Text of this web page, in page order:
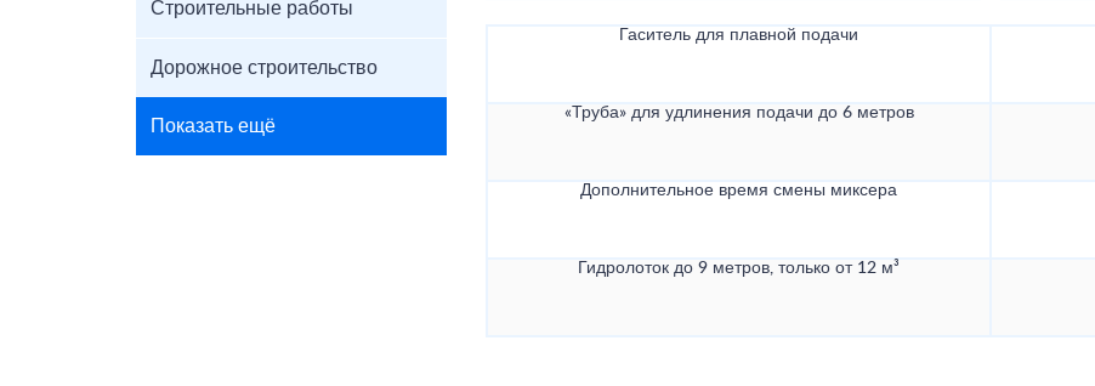
Строительные работы
Дорожное строительство
Показать ещё
Гаситель для плавной подачи
«Труба» для удлинения подачи до 6 метров
Дополнительное время смены миксера
Гидролоток до 9 метров, только от 12 м³